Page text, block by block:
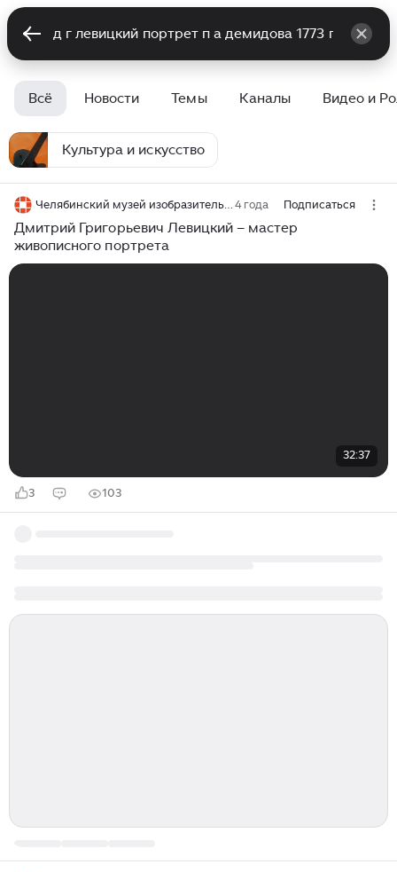
Всё Новости Темы Каналы Видео и
Культура и искусство
Челябинский музей изобразительных искусств 4 года Подписаться
Дмитрий Григорьевич Левицкий – мастер
живописного портрета
32:37
3 103